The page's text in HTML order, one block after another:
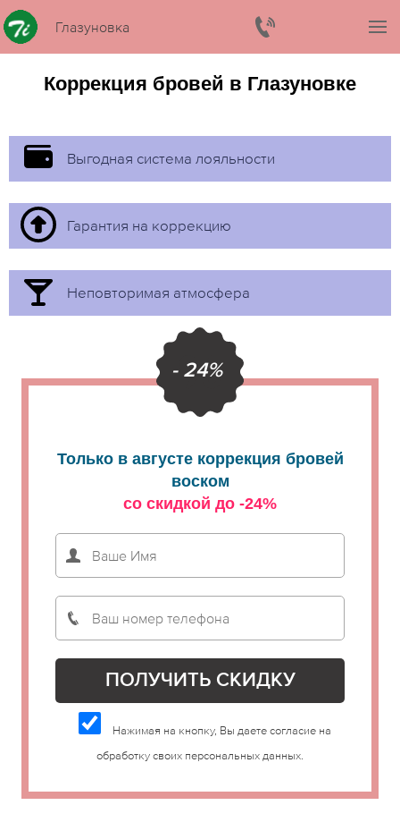
Глазуновка
Коррекция бровей в Глазуновке
Выгодная система лояльности
Гарантия на коррекцию
Неповторимая атмосфера
- 24%
Только в августе коррекция бровей
воском
со скидкой до -24%
Нажимая на кнопку, Вы даете согласие на
обработку своих персональных данных.